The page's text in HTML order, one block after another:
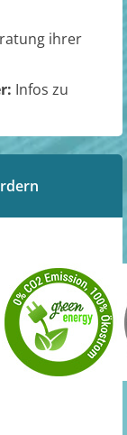
ihrer
Infos zu